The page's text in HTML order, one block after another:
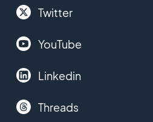
Twitter
YouTube
Linkedin
Threads